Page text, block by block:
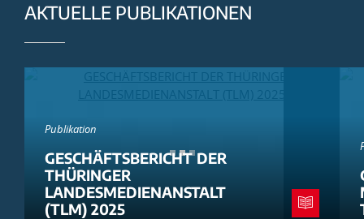
AKTUELLE PUBLIKATIONEN
Publikation
GESCHÄFTSBERICHT DER
THÜRINGER
LANDESMEDIENANSTALT
(TLM) 2025